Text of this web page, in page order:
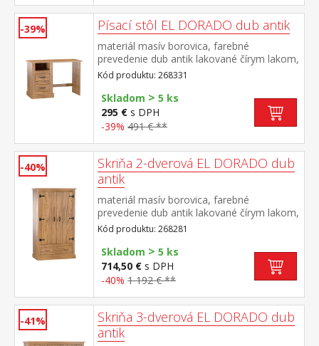
-39% Písací stôl EL DORADO dub antik
materiál masív borovica, farebné
prevedenie dub antik lakované čírym lakom,
vlis drevenej štruktúry 2 zásuvky, 1
otvorená polica súčasť zostavy EL
DORADO
Kód produktu: 268331
Skladom > 5 ks
295 € s DPH
-39% 491 € **
-40%
Skriňa 2-dverová EL DORADO dub
antik
materiál masív borovica, farebné
prevedenie dub antik lakované čírym lakom,
vlis drevenej štruktúry v hornej časti
šatníková tyč a polica na klobúky v dolnej
časti široká zásuvka súčasť zostavy EL
DORADO
Kód produktu: 268281
Skladom > 5 ks
714,50 € s DPH
-40% 1 192 € **
-41%
Skriňa 3-dverová EL DORADO dub
antik